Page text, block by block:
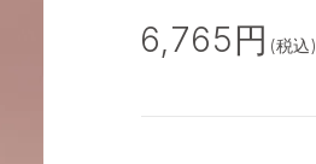
6,765円 (税込)